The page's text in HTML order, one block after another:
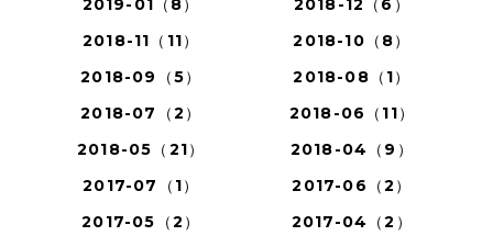
2019-01（8）
2018-12（6）
2018-11（11）
2018-10（8）
2018-09（5）
2018-08（1）
2018-07（2）
2018-06（11）
2018-05（21）
2018-04（9）
2017-07（1）
2017-06（2）
2017-05（2）
2017-04（2）